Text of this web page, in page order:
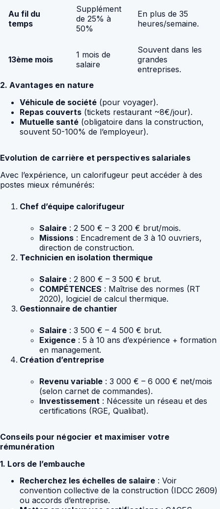
Au fil du
temps
Supplément
de 25% à
50%
En plus de 35
heures/semaine.
13ème mois
1 mois de
salaire
Souvent dans les
grandes
entreprises.
2. Avantages en nature
Véhicule de société (pour voyager).
Repas couverts (tickets restaurant ~8€/jour).
Mutuelle santé (obligatoire dans la construction,
souvent 50-100% de l’employeur).
Evolution de carrière et perspectives salariales
Avec l’expérience, un calorifugeur peut accéder à des
postes mieux rémunérés:
Chef d’équipe calorifugeur
Salaire : 2 500 € – 3 200 € brut/mois.
Missions : Encadrement de 3 à 10 ouvriers,
direction de construction.
Technicien en isolation thermique
Salaire : 2 800 € – 3 500 € brut.
COMPÉTENCES : Maîtrise des normes (RT
2020), logiciel de calcul thermique.
Gestionnaire de chantier
Salaire : 3 500 € – 4 500 € brut.
Exigence : 5 à 10 ans d’expérience + formation
en management.
Création d’entreprise
Revenu variable : 3 000 € – 6 000 € net/mois
(selon carnet de commandes).
Investissement : Nécessite un réseau et des
certifications (RGE, Qualibat).
Conseils pour négocier et maximiser votre
rémunération
1. Lors de l’embauche
Recherchez les échelles de salaire : Voir
convention collective de la construction (IDCC 2609)
ou accords d’entreprise.